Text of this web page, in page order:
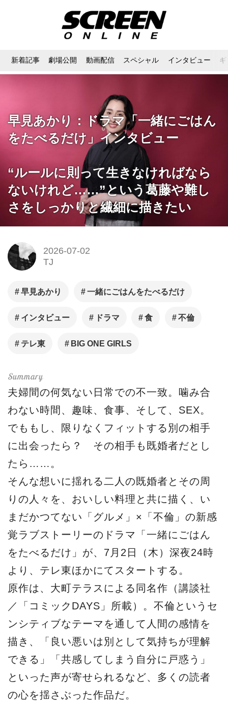
新着記事 劇場公開 動画配信 スペシャル インタビュー
早見あかり：ドラマ「一緒にごはん
をたべるだけ」インタビュー
“ルールに則って生きなければなら
ないけれど……”という葛藤や難し
さをしっかりと繊細に描きたい
2026-07-02
TJ
早見あかり 一緒にごはんをたべるだけ
インタビュー ドラマ 食 不倫
テレ東 BIG ONE GIRLS
夫婦間の何気ない日常での不一致。噛み合
わない時間、趣味、食事、そして、SEX。
でももし、限りなくフィットする別の相手
に出会ったら？ その相手も既婚者だとし
たら……。
そんな想いに揺れる二人の既婚者とその周
りの人々を、おいしい料理と共に描く、い
まだかつてない「グルメ」×「不倫」の新感
覚ラブストーリーのドラマ「一緒にごはん
をたべるだけ」が、7月2日（木）深夜24時
より、テレ東ほかにてスタートする。
原作は、大町テラスによる同名作（講談社
／「コミックDAYS」所載）。不倫というセ
ンシティブなテーマを通して人間の感情を
描き、「良い悪いは別として気持ちが理解
できる」「共感してしまう自分に戸惑う」
といった声が寄せられるなど、多くの読者
の心を揺さぶった作品だ。